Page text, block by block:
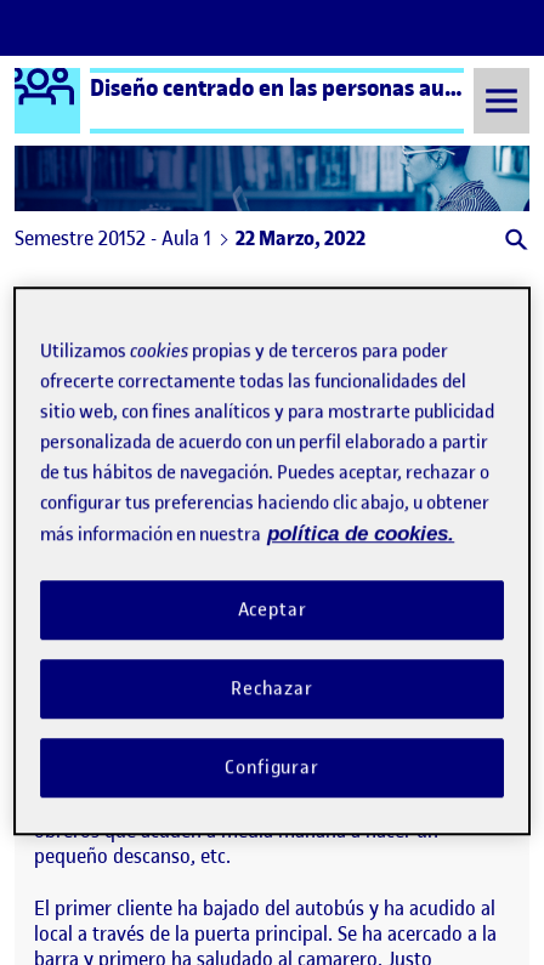
Saltar al contenido
Logo Ágora Diseño centrado en las personas aula 1
Semestre 20152 - Aula 1 22 Marzo, 2022
22 Marzo, 2022
Publicado porProceso, métodos y espacio personal -AL
Publicado por
Anna León Bernal
Visibilidad:
Pública- Fecha de publicación
22 Mar 202222 marzo, 2022 3:53 pm
- comentarioen Proceso, métodos y espacio
En esta práctica, he querido simular un hecho real como
es:
Una persona entra al bar, pide un café con leche, va al
Esta actividad es una de las que más se suelen repetir
en el lugar, personas que entran a comer, a tomar algo o
simplemente a hacer un descanso y pedir un café, pasa
por el baño y se va. Esta actividad la suelen realizar los
conductores de autobús que pasan por delante, los
obreros que acuden a media mañana a hacer un
pequeño descanso, etc.
El primer cliente ha bajado del autobús y ha acudido al
local a través de la puerta principal. Se ha acercado a la
barra y primero ha saludado al camarero. Justo
Utilizamoscookies propias y de terceros para poder
ofrecerte correctamente todas las funcionalidades del
sitio web, con fines analíticos y para mostrarte publicidad
personalizada de acuerdo con un perfil elaborado a partir
de tus hábitos de navegación. Puedes aceptar, rechazar o
configurar tus preferencias haciendo clic abajo, u obtener
más información en nuestra política de cookies.
Rechazar
Aceptar
Configurar